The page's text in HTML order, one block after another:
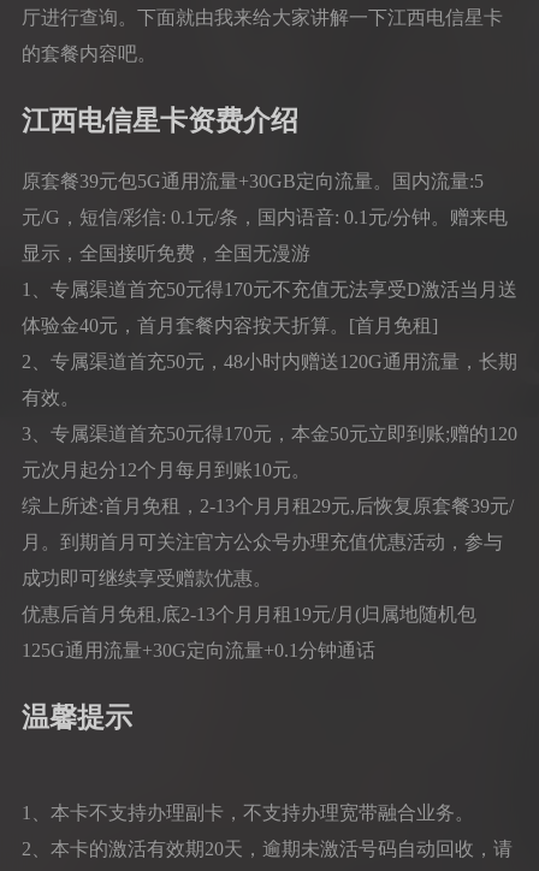
厅进行查询。下面就由我来给大家讲解一下江西电信星卡
的套餐内容吧。
江西电信星卡资费介绍
原套餐39元包5G通用流量+30GB定向流量。国内流量:5
元/G，短信/彩信: 0.1元/条，国内语音: 0.1元/分钟。赠来电
显示，全国接听免费，全国无漫游
1、专属渠道首充50元得170元不充值无法享受D激活当月送
体验金40元，首月套餐内容按天折算。[首月免租]
2、专属渠道首充50元，48小时内赠送120G通用流量，长期
有效。
3、专属渠道首充50元得170元，本金50元立即到账;赠的120
元次月起分12个月每月到账10元。
综上所述:首月免租，2-13个月月租29元,后恢复原套餐39元/
月。到期首月可关注官方公众号办理充值优惠活动，参与
成功即可继续享受赠款优惠。
优惠后首月免租,底2-13个月月租19元/月(归属地随机包
125G通用流量+30G定向流量+0.1分钟通话
温馨提示
1、本卡不支持办理副卡，不支持办理宽带融合业务。
2、本卡的激活有效期20天，逾期未激活号码自动回收，请